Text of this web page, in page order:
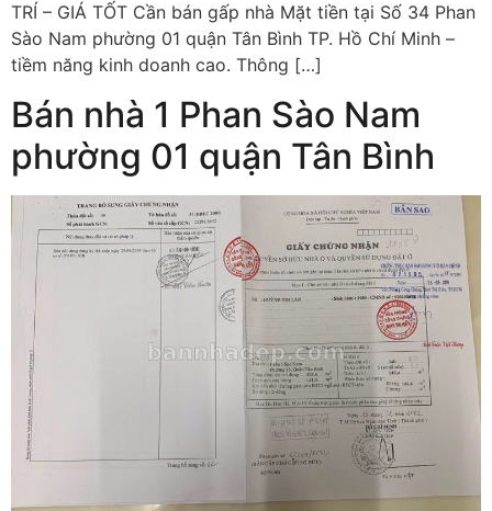
TRÍ – GIÁ TỐT Cần bán gấp nhà Mặt tiền tại Số 34 Phan
Sào Nam phường 01 quận Tân Bình TP. Hồ Chí Minh –
tiềm năng kinh doanh cao. Thông […]
Bán nhà 1 Phan Sào Nam
phường 01 quận Tân Bình